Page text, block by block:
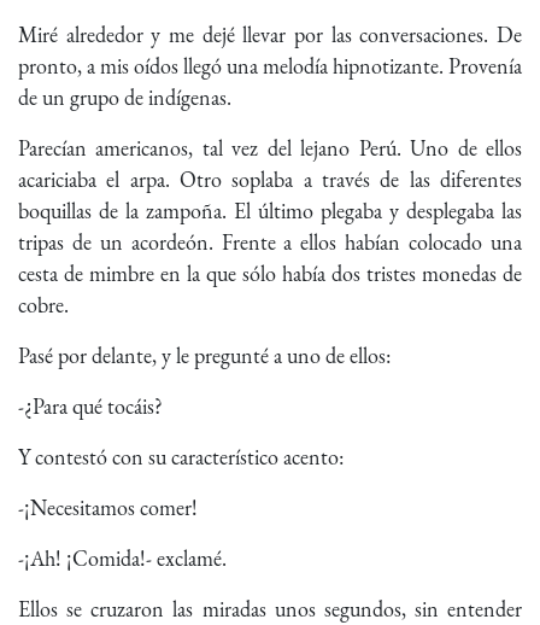
Miré alrededor y me dejé llevar por las conversaciones. De
pronto, a mis oídos llegó una melodía hipnotizante. Provenía
de un grupo de indígenas.
Parecían americanos, tal vez del lejano Perú. Uno de ellos
acariciaba el arpa. Otro soplaba a través de las diferentes
boquillas de la zampoña. El último plegaba y desplegaba las
tripas de un acordeón. Frente a ellos habían colocado una
cesta de mimbre en la que sólo había dos tristes monedas de
cobre.
Pasé por delante, y le pregunté a uno de ellos:
-¿Para qué tocáis?
Y contestó con su característico acento:
-¡Necesitamos comer!
-¡Ah! ¡Comida!- exclamé.
Ellos se cruzaron las miradas unos segundos, sin entender